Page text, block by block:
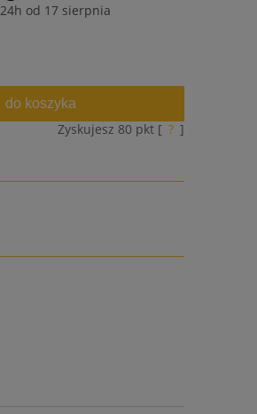
24h od 17 sierpnia
do koszyka
Zyskujesz 80 pkt [ ? ]